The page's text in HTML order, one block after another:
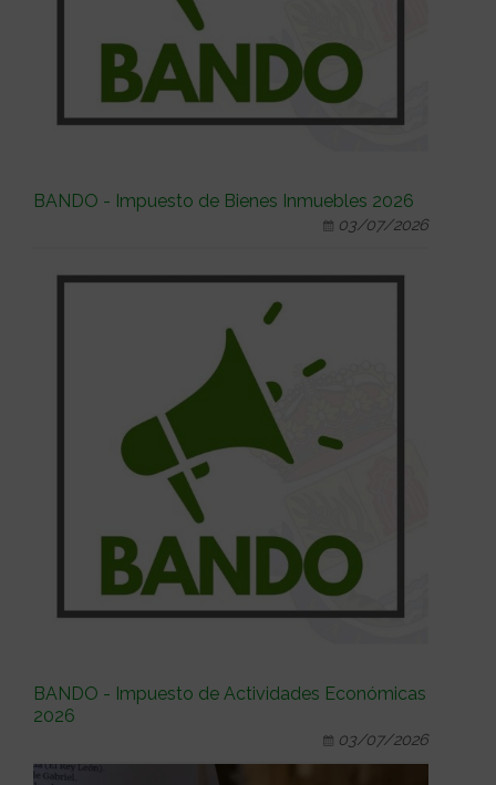
BANDO - Impuesto de Bienes Inmuebles 2026
03/07/2026
BANDO - Impuesto de Actividades Económicas
2026
03/07/2026